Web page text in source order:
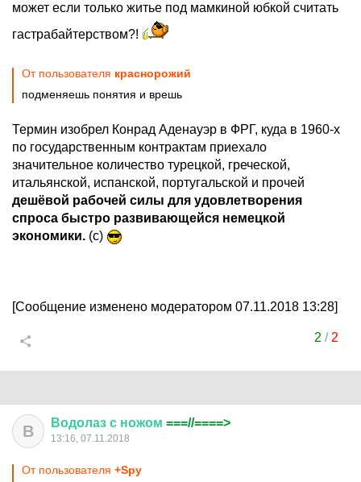
может если только житье под мамкиной юбкой считать
гастрабайтерством?!
От пользователя краснорожий
подменяешь понятия и врешь
Термин изобрел Конрад Аденауэр в ФРГ, куда в 1960-х
по государственным контрактам приехало
значительное количество турецкой, греческой,
итальянской, испанской, португальской и прочей
дешёвой рабочей силы для удовлетворения
спроса быстро развивающейся немецкой
экономики. (с)
[Сообщение изменено модератором 07.11.2018 13:28]
2 / 2
В Водолаз с ножом ===//====>
13:16, 07.11.2018
От пользователя +Spy